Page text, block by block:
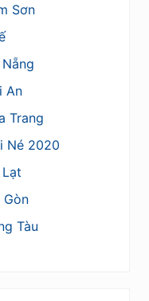
Sơn
An
Trang
Né 2020
Gòn
Tàu